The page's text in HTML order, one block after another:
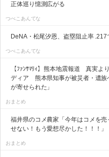
正体巡り憶測広がる
つべこあんてな
DeNA・松尾汐恩、盗塁阻止率
つべこあんてな
【ﾌｧﾝｻﾏﾘｨ】熊本地震報道 真実よ
ディア 熊本県知事が被災者・遺族
が寄せられた」
おまとめ
福井県のコメ農家「今年はコメを
せない！もう愛想尽かした！！！」
おまとめ